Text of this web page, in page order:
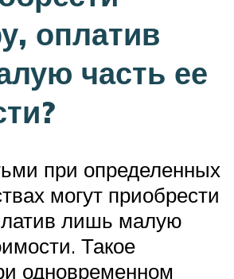
оплатив
часть ее
при определенных
могут приобрести
лишь малую
Такое
одновременном